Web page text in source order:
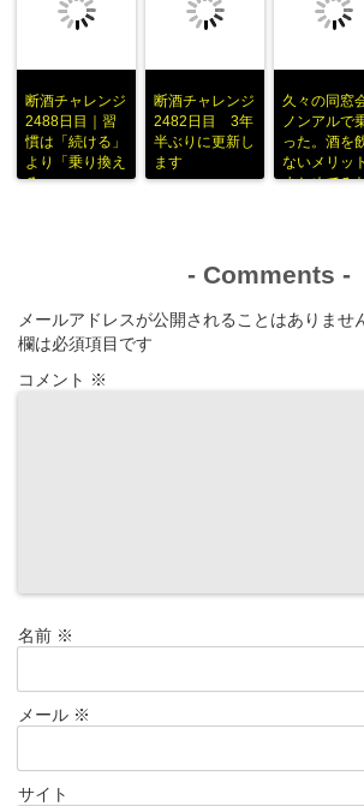
断酒チャレンジ
2488日目｜習
慣は「続ける」
より「乗り換え
る」
断酒チャレンジ
2482日目 3年
半ぶりに更新し
ます
久々の同窓
ノンアルで
った。酒を
ないメリッ
まとめてみ
- Comments -
メールアドレスが公開されることはありませ
欄は必須項目です
コメント ※
名前 ※
メール ※
サイト